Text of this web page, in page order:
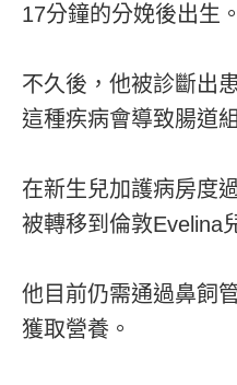
17分鐘的分娩後出生。
不久後，他被診斷出
這種疾病會導致腸道
在新生兒加護病房度
被轉移到倫敦Evelina
他目前仍需通過鼻飼
獲取營養。